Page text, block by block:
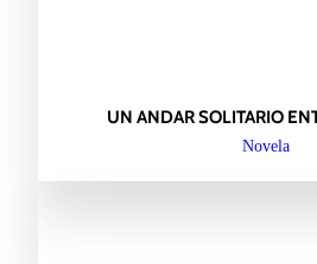
UN ANDAR SOLITARIO
Novela